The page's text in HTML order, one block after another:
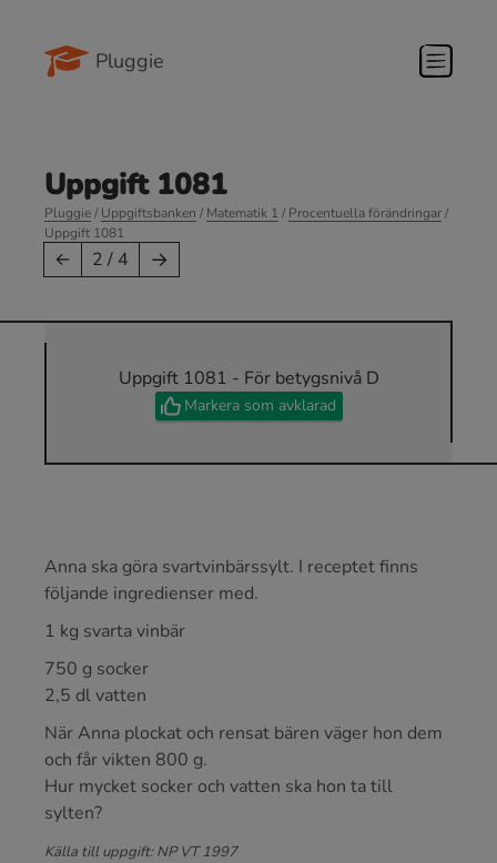
Pluggie
Uppgift 1081
Pluggie/Uppgiftsbanken /Matematik 1 /Procentuella förändringar/
Uppgift 1081
← 2 / 4 →
Uppgift 1081 - För betygsnivå D
Markera som avklarad
Anna ska göra svartvinbärssylt. I receptet finns
följande ingredienser med.
1 kg svarta vinbär
750 g socker
2,5 dl vatten
När Anna plockat och rensat bären väger hon dem
och får vikten 800 g.
Hur mycket socker och vatten ska hon ta till
sylten?
Källa till uppgift: NP VT 1997